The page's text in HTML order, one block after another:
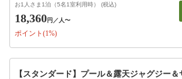
お1人さま1泊（5名1室利用時） (税込)
18,360円 ／人〜
ポイント(1%)
【スタンダード】プール＆露天ジャグジー